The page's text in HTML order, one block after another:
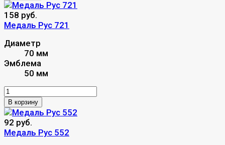
158 руб.
Медаль Рус 721
Диаметр
70 мм
Эмблема
50 мм
В корзину
92 руб.
Медаль Рус 552